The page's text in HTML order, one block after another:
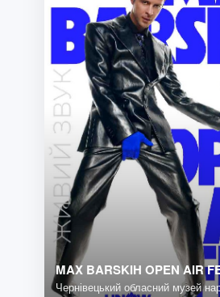
MAX BARSKIH OPEN AIR
Чернівецький обласний музей